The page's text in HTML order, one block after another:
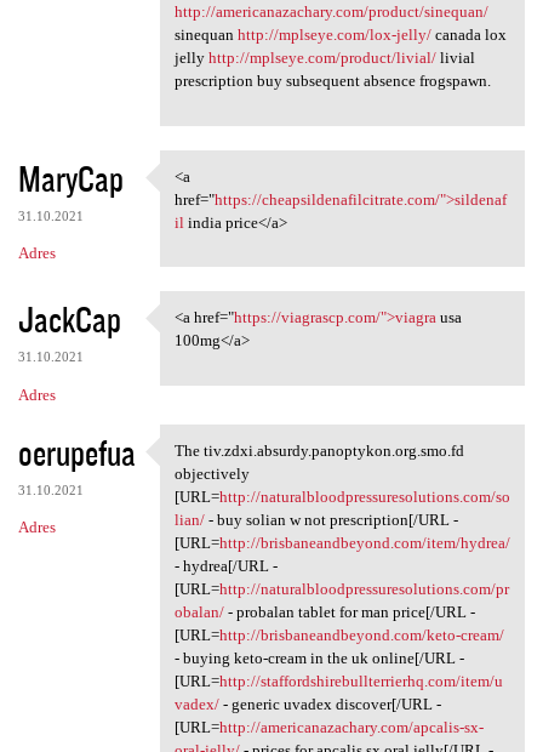
http://americanazachary.com/product/sinequan/
sinequan http://mplseye.com/lox-jelly/canada lox
jelly http://mplseye.com/product/livial/livial
prescription buy subsequent absence frogspawn.
MaryCap
31.10.2021
Adres
<a href="https:/
<a
href="https://cheapsildenafilcitrate.com/">sildenaf
il india price</a>
JackCap
31.10.2021
Adres
<a href="https://viagrascp
<a href="https://viagrascp.com/">viagrausa
100mg</a>
oerupefua
31.10.2021
Adres
The tiv.zdxi.absurdy
The tiv.zdxi.absurdy.panoptykon.org.smo.fd
objectively
[URL=http://naturalbloodpressuresolutions.com/so
lian/- buy solian w not prescription[/URL -
[URL=http://brisbaneandbeyond.com/item/hydrea/
- hydrea[/URL -
[URL=http://naturalbloodpressuresolutions.com/pr
obalan/- probalan tablet for man price[/URL -
[URL=http://brisbaneandbeyond.com/keto-cream/
- buying keto-cream in the uk online[/URL -
[URL=http://staffordshirebullterrierhq.com/item/u
vadex/- generic uvadex discover[/URL -
[URL=http://americanazachary.com/apcalis-sx-